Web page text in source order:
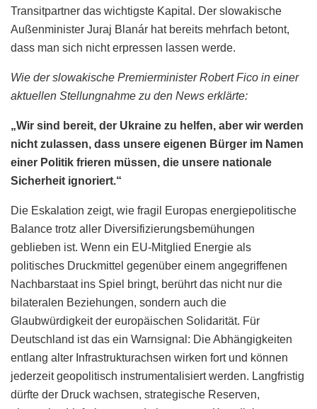
Transitpartner das wichtigste Kapital. Der slowakische
Außenminister Juraj Blanár hat bereits mehrfach betont,
dass man sich nicht erpressen lassen werde.
Wie der slowakische Premierminister Robert Fico in einer
aktuellen Stellungnahme zu den News erklärte:
„Wir sind bereit, der Ukraine zu helfen, aber wir werden
nicht zulassen, dass unsere eigenen Bürger im Namen
einer Politik frieren müssen, die unsere nationale
Sicherheit ignoriert.“
Die Eskalation zeigt, wie fragil Europas energiepolitische
Balance trotz aller Diversifizierungsbemühungen
geblieben ist. Wenn ein EU-Mitglied Energie als
politisches Druckmittel gegenüber einem angegriffenen
Nachbarstaat ins Spiel bringt, berührt das nicht nur die
bilateralen Beziehungen, sondern auch die
Glaubwürdigkeit der europäischen Solidarität. Für
Deutschland ist das ein Warnsignal: Die Abhängigkeiten
entlang alter Infrastrukturachsen wirken fort und können
jederzeit geopolitisch instrumentalisiert werden. Langfristig
dürfte der Druck wachsen, strategische Reserven,